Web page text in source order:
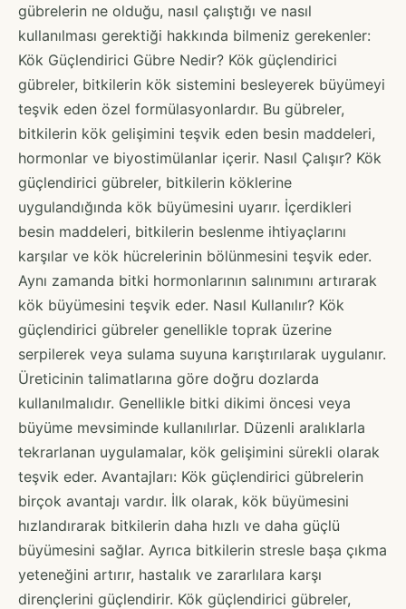
gübrelerin ne olduğu, nasıl çalıştığı ve nasıl
kullanılması gerektiği hakkında bilmeniz gerekenler:
Kök Güçlendirici Gübre Nedir? Kök güçlendirici
gübreler, bitkilerin kök sistemini besleyerek büyümeyi
teşvik eden özel formülasyonlardır. Bu gübreler,
bitkilerin kök gelişimini teşvik eden besin maddeleri,
hormonlar ve biyostimülanlar içerir. Nasıl Çalışır? Kök
güçlendirici gübreler, bitkilerin köklerine
uygulandığında kök büyümesini uyarır. İçerdikleri
besin maddeleri, bitkilerin beslenme ihtiyaçlarını
karşılar ve kök hücrelerinin bölünmesini teşvik eder.
Aynı zamanda bitki hormonlarının salınımını artırarak
kök büyümesini teşvik eder. Nasıl Kullanılır? Kök
güçlendirici gübreler genellikle toprak üzerine
serpilerek veya sulama suyuna karıştırılarak uygulanır.
Üreticinin talimatlarına göre doğru dozlarda
kullanılmalıdır. Genellikle bitki dikimi öncesi veya
büyüme mevsiminde kullanılırlar. Düzenli aralıklarla
tekrarlanan uygulamalar, kök gelişimini sürekli olarak
teşvik eder. Avantajları: Kök güçlendirici gübrelerin
birçok avantajı vardır. İlk olarak, kök büyümesini
hızlandırarak bitkilerin daha hızlı ve daha güçlü
büyümesini sağlar. Ayrıca bitkilerin stresle başa çıkma
yeteneğini artırır, hastalık ve zararlılara karşı
dirençlerini güçlendirir. Kök güçlendirici gübreler,